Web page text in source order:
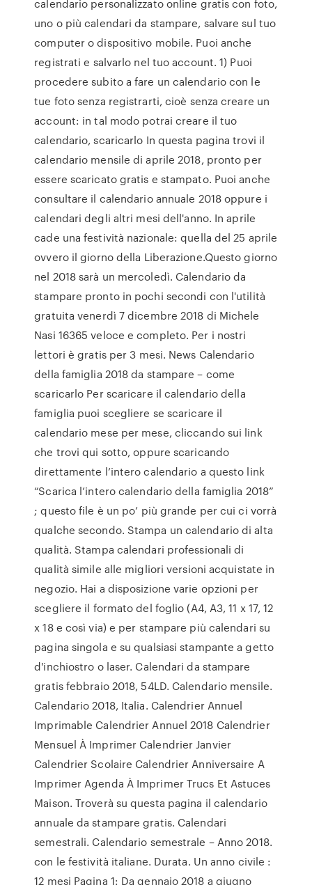
calendario personalizzato online gratis con foto,
uno o più calendari da stampare, salvare sul tuo
computer o dispositivo mobile. Puoi anche
registrati e salvarlo nel tuo account. 1) Puoi
procedere subito a fare un calendario con le
tue foto senza registrarti, cioè senza creare un
account: in tal modo potrai creare il tuo
calendario, scaricarlo In questa pagina trovi il
calendario mensile di aprile 2018, pronto per
essere scaricato gratis e stampato. Puoi anche
consultare il calendario annuale 2018 oppure i
calendari degli altri mesi dell'anno. In aprile
cade una festività nazionale: quella del 25 aprile
ovvero il giorno della Liberazione.Questo giorno
nel 2018 sarà un mercoledì. Calendario da
stampare pronto in pochi secondi con l'utilità
gratuita venerdì 7 dicembre 2018 di Michele
Nasi 16365 veloce e completo. Per i nostri
lettori è gratis per 3 mesi. News Calendario
della famiglia 2018 da stampare – come
scaricarlo Per scaricare il calendario della
famiglia puoi scegliere se scaricare il
calendario mese per mese, cliccando sui link
che trovi qui sotto, oppure scaricando
direttamente l’intero calendario a questo link
“Scarica l’intero calendario della famiglia 2018”
; questo file è un po’ più grande per cui ci vorrà
qualche secondo. Stampa un calendario di alta
qualità. Stampa calendari professionali di
qualità simile alle migliori versioni acquistate in
negozio. Hai a disposizione varie opzioni per
scegliere il formato del foglio (A4, A3, 11 x 17, 12
x 18 e così via) e per stampare più calendari su
pagina singola e su qualsiasi stampante a getto
d'inchiostro o laser. Calendari da stampare
gratis febbraio 2018, 54LD. Calendario mensile.
Calendario 2018, Italia. Calendrier Annuel
Imprimable Calendrier Annuel 2018 Calendrier
Mensuel À Imprimer Calendrier Janvier
Calendrier Scolaire Calendrier Anniversaire A
Imprimer Agenda À Imprimer Trucs Et Astuces
Maison. Troverà su questa pagina il calendario
annuale da stampare gratis. Calendari
semestrali. Calendario semestrale – Anno 2018.
con le festività italiane. Durata. Un anno civile :
12 mesi Pagina 1: Da gennaio 2018 a giugno